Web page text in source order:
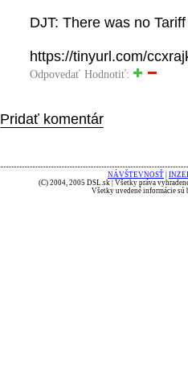
DJT: There was no
https://tinyurl.com/
Odpovedať Hodnotiť:
Pridať komentár
NÁVŠTEVNOSŤ
(C) 2004, 2005 DSL.sk | Všetky práva
Všetky uvedené informácie sú